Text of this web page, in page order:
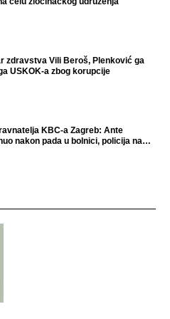
zdravstva Vili Beroš, Plenković ga
USKOK-a zbog korupcije
KBC-a Zagreb: Ante
nakon pada u bolnici, policija na